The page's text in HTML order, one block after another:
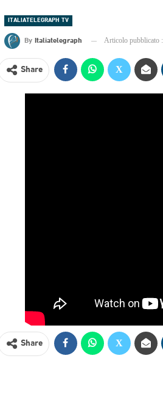
ITALIATELEGRAPH TV
By Italiatelegraph Articolo pubblicato :
Share
Share